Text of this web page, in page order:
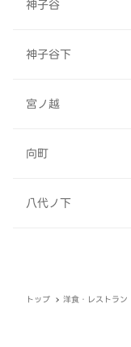
神子谷
神子谷下
宮ノ越
向町
八代ノ下
トップ 洋食・レストラン